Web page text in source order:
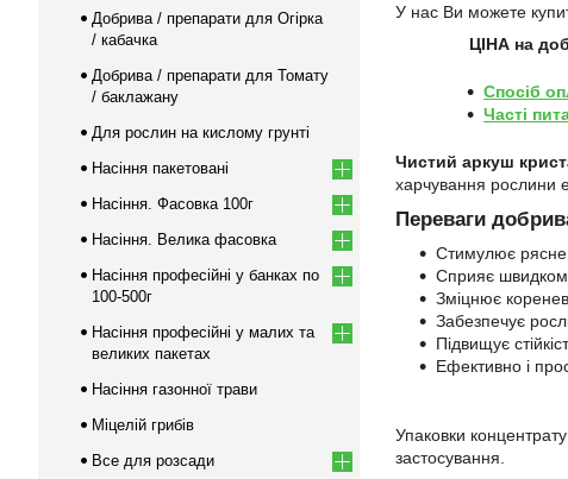
У нас Ви можете
ЦІНА на
Спосіб
Часті
Чистий аркуш
харчування рослини
Переваги
Стимулює рясне і
Сприяє швидкому
Зміцнює
Забезпечує
Підвищує
Ефективно і
Упаковки
застосування.
Добрива / препарати для Огірка
/ кабачка
Добрива / препарати для Томату
/ баклажану
Для рослин на кислому грунті
Насіння пакетовані
Насіння. Фасовка 100г
Насіння. Велика фасовка
Насіння професійні у банках по
100-500г
Насіння професійні у малих та
великих пакетах
Насіння газонної трави
Міцелій грибів
Все для розсади